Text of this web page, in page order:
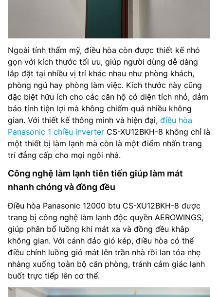
Ngoài tính thẩm mỹ, điều hòa còn được thiết kế nhỏ
gọn với kích thước tối ưu, giúp người dùng dễ dàng
lắp đặt tại nhiều vị trí khác nhau như phòng khách,
phòng ngủ hay phòng làm việc. Kích thước này cũng
đặc biệt hữu ích cho các căn hộ có diện tích nhỏ, đảm
bảo tính tiện lợi mà không chiếm quá nhiều không
gian. Với thiết kế thông minh và hiện đại, điều hòa
Panasonic 1 chiều inverter CS-XU12BKH-8 không chỉ là
một thiết bị làm lạnh mà còn là một điểm nhấn trang
trí đẳng cấp cho mọi ngôi nhà.
Công nghệ làm lạnh tiên tiến giúp làm mát
nhanh chóng và đồng đều
Điều hòa Panasonic 12000 btu CS-XU12BKH-8 được
trang bị công nghệ làm lạnh độc quyền AEROWINGS,
giúp phân bổ luồng khí mát xa và đồng đều khắp
không gian. Với cánh đảo gió kép, điều hòa có thể
điều chỉnh luồng gió mát lên trần nhà rồi lan tỏa nhẹ
nhàng xuống toàn bộ căn phòng, tránh cảm giác lạnh
buốt trực tiếp lên cơ thể.